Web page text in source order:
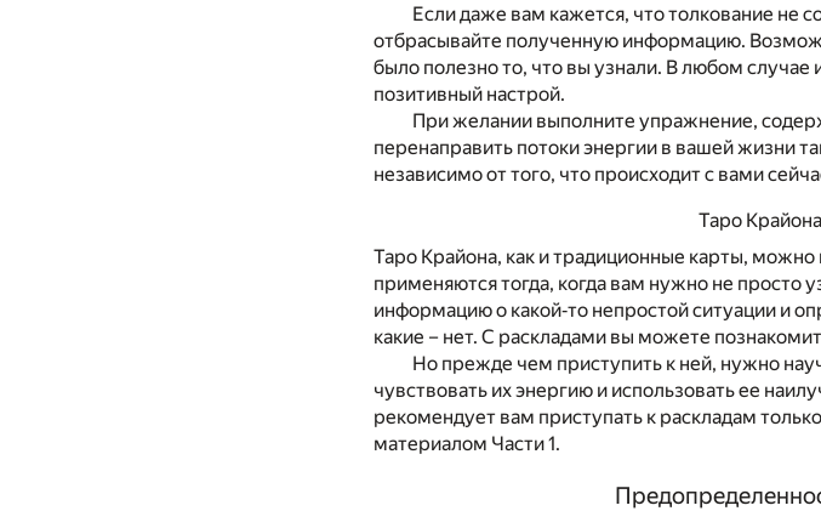
Если даже вам кажется, что толкование не
отбрасывайте полученную информацию.
было полезно то, что вы узнали. В любом
позитивный настрой.
При желании выполните упражнение,
перенаправить потоки энергии в вашей жизни
независимо от того, что происходит с вами
Таро
Таро Крайона, как и традиционные карты, можно
применяются тогда, когда вам нужно не просто
информацию о какой‐то непростой ситуации и
какие – нет. С раскладами вы можете
Но прежде чем приступить к ней, нужно
чувствовать их энергию и использовать ее
рекомендует вам приступать к раскладам
материалом Части 1.